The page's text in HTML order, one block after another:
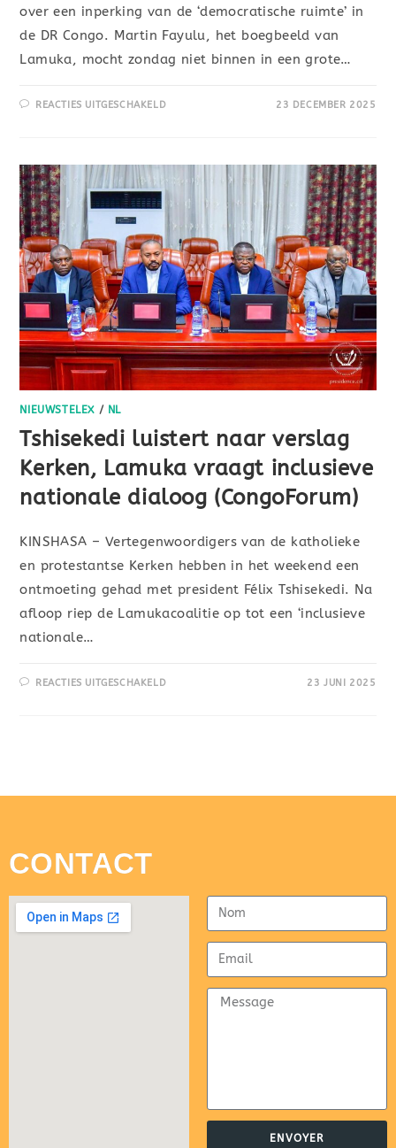
over een inperking van de ‘democratische ruimte’ in
de DR Congo. Martin Fayulu, het boegbeeld van
Lamuka, mocht zondag niet binnen in een grote…
REACTIES UITGESCHAKELD 23 DECEMBER 2025
NIEUWSTELEX / NL
Tshisekedi luistert naar verslag
Kerken, Lamuka vraagt inclusieve
nationale dialoog (CongoForum)
KINSHASA – Vertegenwoordigers van de katholieke
en protestantse Kerken hebben in het weekend een
ontmoeting gehad met president Félix Tshisekedi. Na
afloop riep de Lamukacoalitie op tot een ‘inclusieve
nationale…
REACTIES UITGESCHAKELD 23 JUNI 2025
CONTACT
ENVOYER